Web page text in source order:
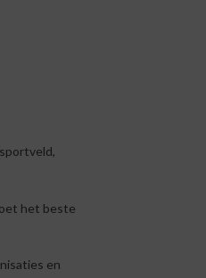
het beste
en